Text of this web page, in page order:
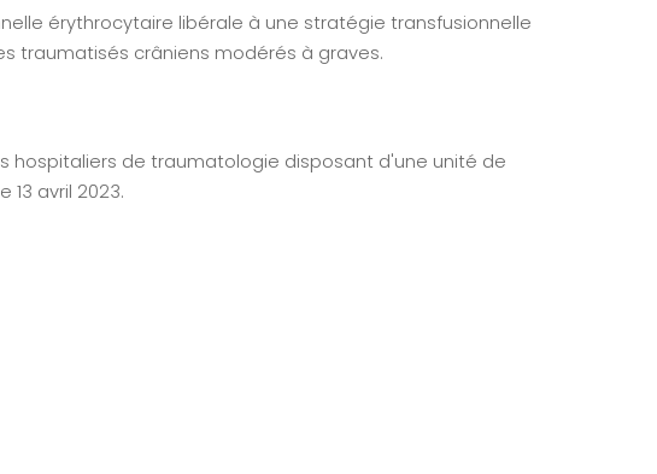
érythrocytaire libérale à une stratégie transfusionnelle
traumatisés crâniens modérés à graves.
hospitaliers de traumatologie disposant d'une unité de
avril 2023.